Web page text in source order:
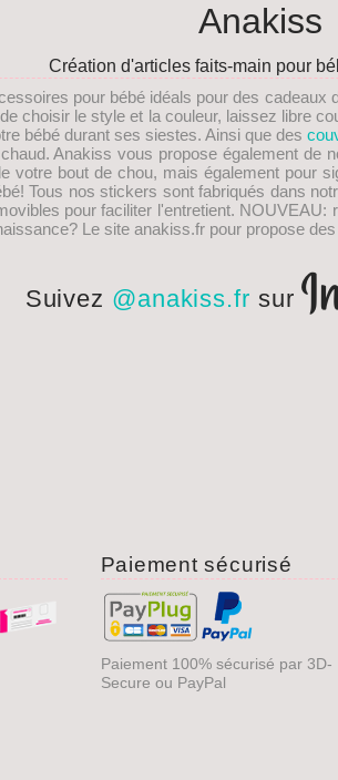
Anakiss
Création d'articles faits-main pour
pour bébé idéals pour des cadeaux
choisir le style et la couleur, laissez libre
bébé durant ses siestes. Ainsi que des
Anakiss vous propose également de
votre bout de chou, mais également pour
Tous nos stickers sont fabriqués dans
pour faciliter l'entretient. NOUVEAU:
? Le site anakiss.fr pour propose
Suivez @anakiss.fr sur
Paiement sécurisé
Paiement 100% sécurisé par 3D-
Secure ou PayPal